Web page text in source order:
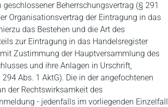
Beherrschungsvertrag (§ 291
Organisationsvertrag der Eintragung in das
das Bestehen und die Art des
zur Eintragung in das Handelsregister
Zustimmung der Hauptversammlung des
und ihre Anlagen in Urschrift,
Abs. 1 AktG). Die in der angefochtenen
der Rechtswirksamkeit des
- jedenfalls im vorliegenden Einzelfall